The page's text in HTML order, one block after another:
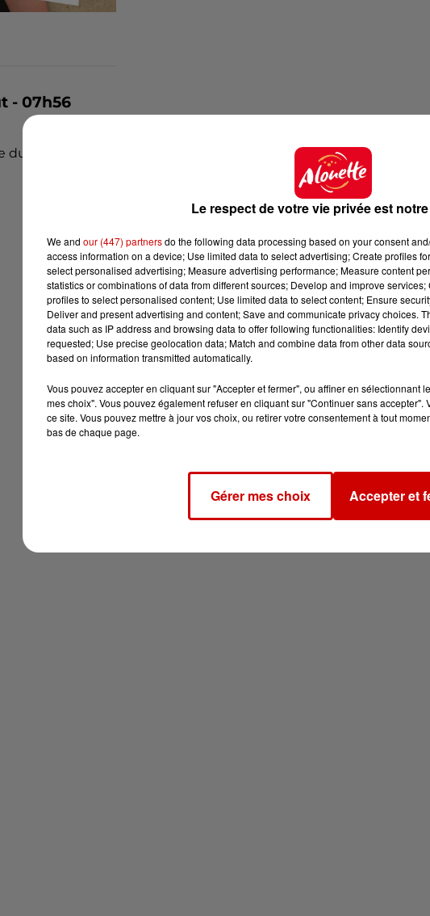
- 07h56
jour dans l 'Actu en Plus à 7h55 !
Le respect de votre vie privée est
We and our (447) partnersdo the following data processing based on your consent
access information on a device; Use limited data to select advertising; Create profiles
select personalised advertising; Measure advertising performance; Measure content
statistics or combinations of data from different sources; Develop and improve
profiles to select personalised content; Use limited data to select content; Ensure
Deliver and present advertising and content; Save and communicate privacy choices.
data such as IP address and browsing data to offer following functionalities: Identify
requested; Use precise geolocation data; Match and combine data from other data
based on information transmitted automatically.
Vous pouvez accepter en cliquant sur "Accepter et fermer", ou affiner en sélectionnant
mes choix". Vous pouvez également refuser en cliquant sur "Continuer sans
ce site. Vous pouvez mettre à jour vos choix, ou retirer votre consentement à tout
bas de chaque page.
Gérer mes choix Accepter et